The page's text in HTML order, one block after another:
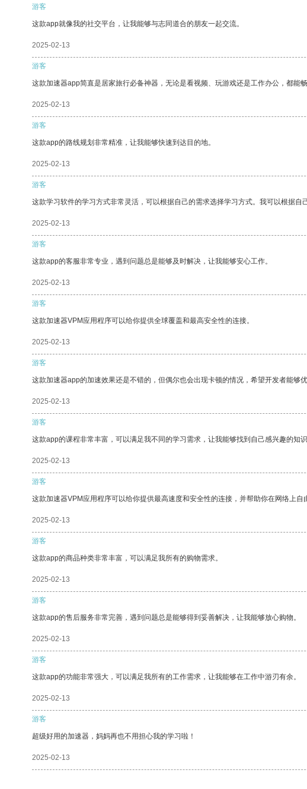
游客
这款app就像我的社交平台，让我能够与志同道合的朋友一起交流。
2025-02-13
游客
这款加速器app简直是居家旅行必备神器，无论是看视频、玩游戏还是工作办公，都能
2025-02-13
游客
这款app的路线规划非常精准，让我能够快速到达目的地。
2025-02-13
游客
这款学习软件的学习方式非常灵活，可以根据自己的需求选择学习方式。我可以根据自
2025-02-13
游客
这款app的客服非常专业，遇到问题总是能够及时解决，让我能够安心工作。
2025-02-13
游客
这款加速器VPM应用程序可以给你提供全球覆盖和最高安全性的连接。
2025-02-13
游客
这款加速器app的加速效果还是不错的，但偶尔也会出现卡顿的情况，希望开发者能够优
2025-02-13
游客
这款app的课程非常丰富，可以满足我不同的学习需求，让我能够找到自己感兴趣的知识
2025-02-13
游客
这款加速器VPM应用程序可以给你提供最高速度和安全性的连接，并帮助你在网络上自
2025-02-13
游客
这款app的商品种类非常丰富，可以满足我所有的购物需求。
2025-02-13
游客
这款app的售后服务非常完善，遇到问题总是能够得到妥善解决，让我能够放心购物。
2025-02-13
游客
这款app的功能非常强大，可以满足我所有的工作需求，让我能够在工作中游刃有余。
2025-02-13
游客
超级好用的加速器，妈妈再也不用担心我的学习啦！
2025-02-13